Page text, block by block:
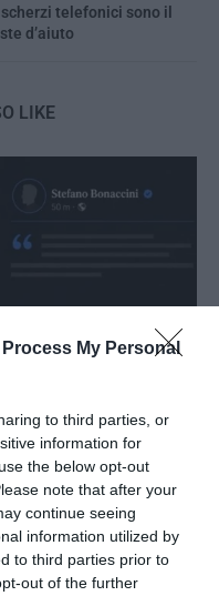
Process My Personal
to third parties, or
information for
the below opt-out
note that after your
continue seeing
information utilized by
to third parties prior to
out of the further
telefonici sono il
d’aiuto
LIKE
di Parma: quando
il fascismo